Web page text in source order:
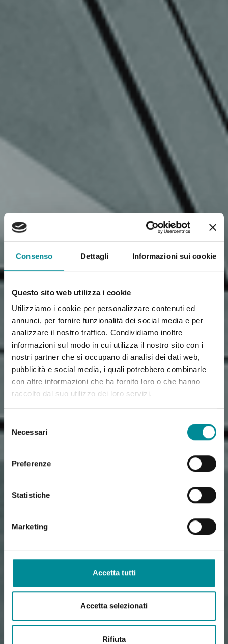
Consenso Dettagli Informazioni sui cookie
Questo sito web utilizza i cookie
Utilizziamo i cookie per personalizzare contenuti ed
annunci, per fornire funzionalità dei social media e per
analizzare il nostro traffico. Condividiamo inoltre
informazioni sul modo in cui utilizza il nostro sito con i
nostri partner che si occupano di analisi dei dati web,
pubblicità e social media, i quali potrebbero combinarle
con altre informazioni che ha fornito loro o che hanno
raccolto dal suo utilizzo dei loro servizi.
Selezione
delNecessari
Preferenze
Statistiche
Marketing
Accetta tutti
Accetta selezionati
Rifiuta